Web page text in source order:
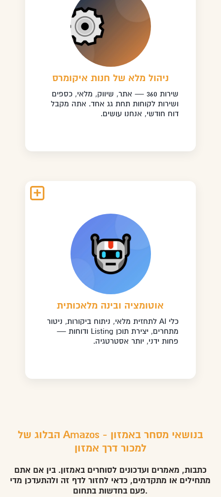
ניהול מלא של חנות איקומרס
שירות 360 — אתר, שיווק, מלאי, כספים
ושירות לקוחות תחת גג אחד. אתה מקבל
דוח חודשי, אנחנו עושים.
אוטומציה ובינה מלאכותית
כלי AI לתחזית מלאי, ניתוח ביקורות, ניטור
מתחרים, יצירת תוכן Listing ודוחות —
פחות ידני, יותר אסטרטגיה.
הבלוג של Amazos בנושאי מסחר באמזון -
למכור דרך אמזון
כתבות, מאמרים ועדכונים לסוחרים באמזון. בין אם אתם
מתחילים או מתקדמים, כדאי לחזור לדף זה ולהתעדכן מדי
פעם בחדשות בתחום.